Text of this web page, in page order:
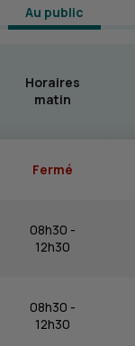
Au public
Horaires
matin
Fermé
08h30 -
12h30
08h30 -
12h30